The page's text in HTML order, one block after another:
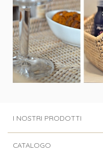
I NOSTRI PRODOTTI
CATALOGO